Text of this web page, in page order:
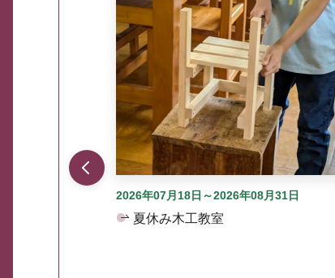
2026年07月18日～2026年08月31日
夏休み木工教室